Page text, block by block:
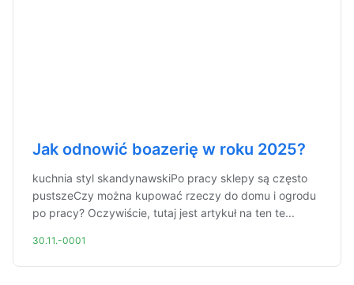
Jak odnowić boazerię w roku 2025?
kuchnia styl skandynawskiPo pracy sklepy są często
pustszeCzy można kupować rzeczy do domu i ogrodu
po pracy? Oczywiście, tutaj jest artykuł na ten te...
30.11.-0001